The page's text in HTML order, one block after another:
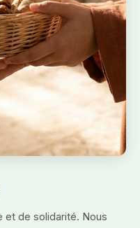
et de solidarité. Nous